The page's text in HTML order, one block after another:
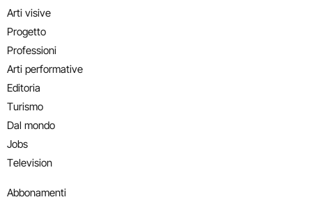
Arti visive
Progetto
Professioni
Arti performative
Editoria
Turismo
Dal mondo
Jobs
Television
Abbonamenti